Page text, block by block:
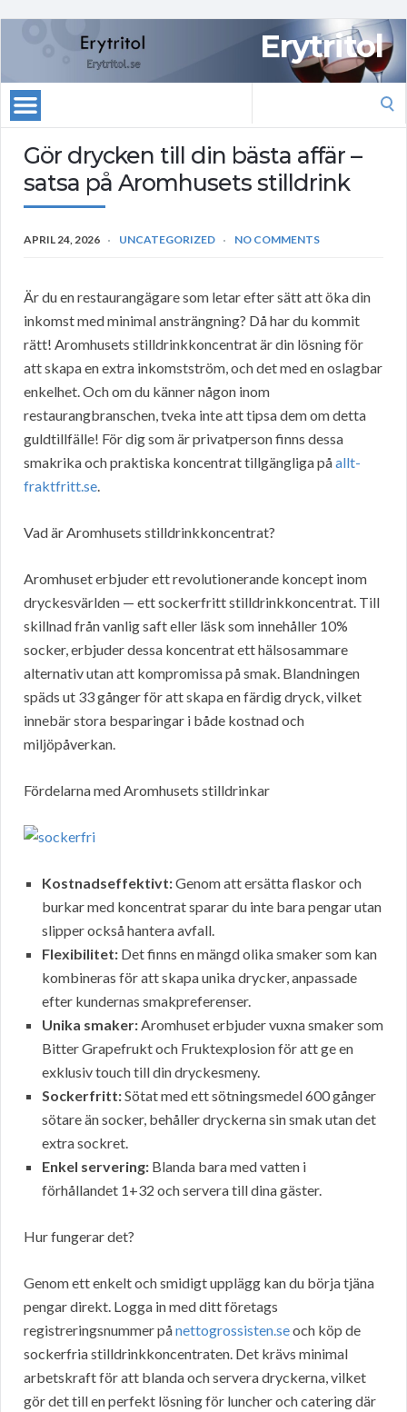
Erytritol
Gör drycken till din bästa affär –
satsa på Aromhusets stilldrink
APRIL 24, 2026 UNCATEGORIZED NO COMMENTS
Är du en restaurangägare som letar efter sätt att öka din
inkomst med minimal ansträngning? Då har du kommit
rätt! Aromhusets stilldrinkkoncentrat är din lösning för
att skapa en extra inkomstström, och det med en oslagbar
enkelhet. Och om du känner någon inom
restaurangbranschen, tveka inte att tipsa dem om detta
guldtillfälle! För dig som är privatperson finns dessa
smakrika och praktiska koncentrat tillgängliga påallt-
fraktfritt.se.
Vad är Aromhusets stilldrinkkoncentrat?
Aromhuset erbjuder ett revolutionerande koncept inom
dryckesvärlden — ett sockerfritt stilldrinkkoncentrat. Till
skillnad från vanlig saft eller läsk som innehåller 10%
socker, erbjuder dessa koncentrat ett hälsosammare
alternativ utan att kompromissa på smak. Blandningen
späds ut 33 gånger för att skapa en färdig dryck, vilket
innebär stora besparingar i både kostnad och
miljöpåverkan.
Fördelarna med Aromhusets stilldrinkar
Kostnadseffektivt:Genom att ersätta flaskor och
burkar med koncentrat sparar du inte bara pengar utan
slipper också hantera avfall.
Flexibilitet: Det finns en mängd olika smaker som kan
kombineras för att skapa unika drycker, anpassade
efter kundernas smakpreferenser.
Unika smaker:Aromhuset erbjuder vuxna smaker som
Bitter Grapefrukt och Fruktexplosion för att ge en
exklusiv touch till din dryckesmeny.
Sockerfritt:Sötat med ett sötningsmedel 600 gånger
sötare än socker, behåller dryckerna sin smak utan det
extra sockret.
Enkel servering: Blanda bara med vatten i
förhållandet 1+32 och servera till dina gäster.
Hur fungerar det?
Genom ett enkelt och smidigt upplägg kan du börja tjäna
pengar direkt. Logga in med ditt företags
registreringsnummer pånettogrossisten.seoch köp de
sockerfria stilldrinkkoncentraten. Det krävs minimal
arbetskraft för att blanda och servera dryckerna, vilket
gör det till en perfekt lösning för luncher och catering där